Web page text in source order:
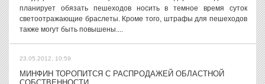
планирует обязать пешеходов носить в темное время суток
светоотражающие браслеты. Кроме того, штрафы для пешеходов
также могут быть повышены....
23.05.2012, 10:59
МИНФИН ТОРОПИТСЯ С РАСПРОДАЖЕЙ ОБЛАСТНОЙ